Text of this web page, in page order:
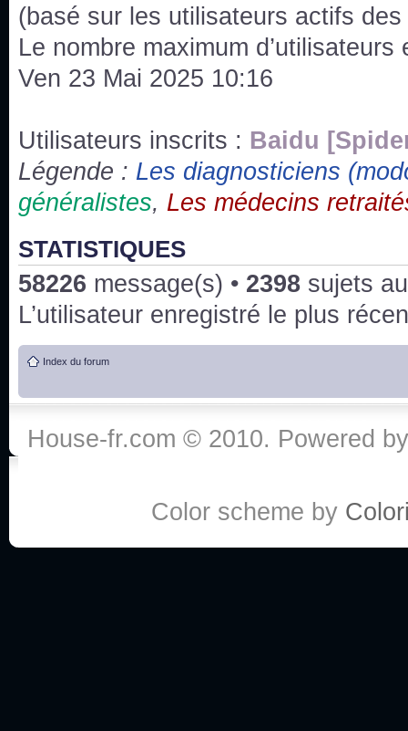
Bonne année 2019 !
Joyeux Noël !
Bonne année tout le monde !
Un peu de ménage, spams supprimés. Depuis
chaines françaises diffusent House, HD1 et
3x24 Human Error mais je suis pas sur
Bonjour j'aimerais que l'on m'aide à trouver un
qu'une personne fait un arrêt cardiaque mais
:he:
Salut tout le monde ! Je me fais un petit après
(basé sur les utilisateurs actifs
Le nombre maximum
Ven 23 Mai 2025 10:16
Utilisateurs inscrits : Baidu
Légende : Les diagnosticiens
généralistes, Les médecins
STATISTIQUES
58226 message(s) • 2398 sujets
L’utilisateur enregistré le plus
Index du forum
House-fr.com © 2010. Powered
Color scheme by